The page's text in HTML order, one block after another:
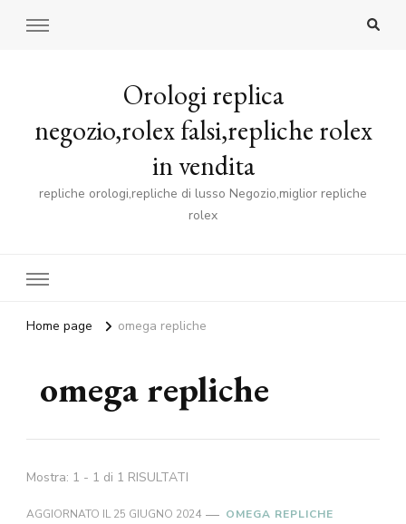
Orologi replica
negozio,rolex falsi,repliche rolex
in vendita
repliche orologi,repliche di lusso Negozio,miglior repliche
rolex
Home page omega repliche
omega repliche
Mostra: 1 - 1 di 1 RISULTATI
AGGIORNATO IL25 GIUGNO 2024 OMEGA REPLICHE